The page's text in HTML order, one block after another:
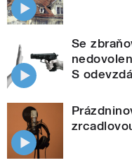
Se
S